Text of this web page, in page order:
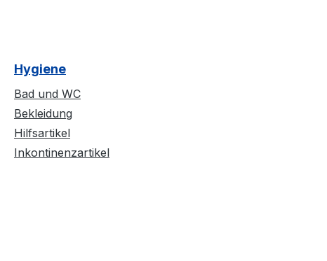
Hygiene
Bad und WC
Bekleidung
Hilfsartikel
Inkontinenzartikel